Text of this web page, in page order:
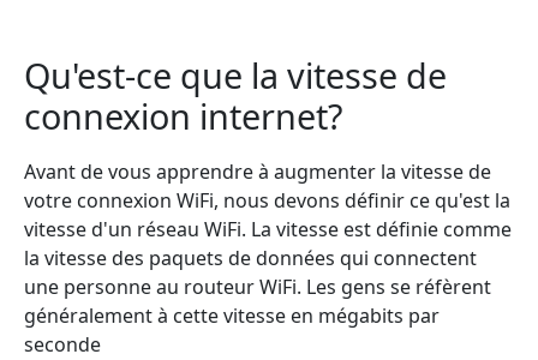
Qu'est-ce que la vitesse de
connexion internet?
Avant de vous apprendre à augmenter la vitesse de
votre connexion WiFi, nous devons définir ce qu'est la
vitesse d'un réseau WiFi. La vitesse est définie comme
la vitesse des paquets de données qui connectent
une personne au routeur WiFi. Les gens se réfèrent
généralement à cette vitesse en mégabits par
seconde